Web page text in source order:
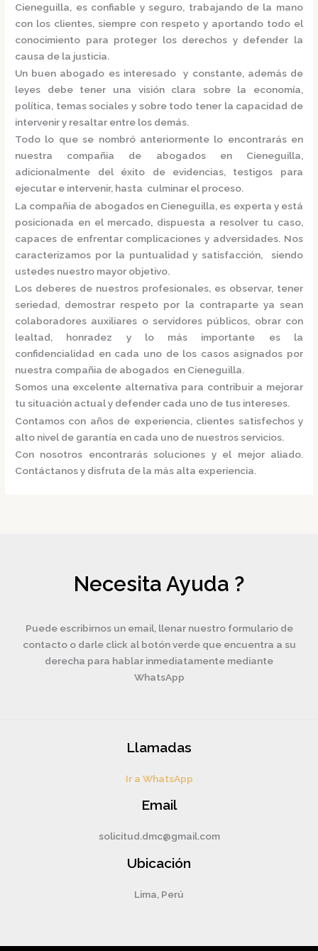
Cieneguilla, es confiable y seguro, trabajando de la mano
con los clientes, siempre con respeto y aportando todo el
conocimiento para proteger los derechos y defender la
causa de la justicia.
Un buen abogado es interesado y constante, además de
leyes debe tener una visión clara sobre la economía,
política, temas sociales y sobre todo tener la capacidad de
intervenir y resaltar entre los demás.
Todo lo que se nombró anteriormente lo encontrarás en
nuestra compañia de abogados en Cieneguilla,
adicionalmente del éxito de evidencias, testigos para
ejecutar e intervenir, hasta culminar el proceso.
La compañia de abogados en Cieneguilla, es experta y está
posicionada en el mercado, dispuesta a resolver tu caso,
capaces de enfrentar complicaciones y adversidades. Nos
caracterizamos por la puntualidad y satisfacción, siendo
ustedes nuestro mayor objetivo.
Los deberes de nuestros profesionales, es observar, tener
seriedad, demostrar respeto por la contraparte ya sean
colaboradores auxiliares o servidores públicos, obrar con
lealtad, honradez y lo más importante es la
confidencialidad en cada uno de los casos asignados por
nuestra compañia de abogados en Cieneguilla.
Somos una excelente alternativa para contribuir a mejorar
tu situación actual y defender cada uno de tus intereses.
Contamos con años de experiencia, clientes satisfechos y
alto nivel de garantía en cada uno de nuestros servicios.
Con nosotros encontrarás soluciones y el mejor aliado.
Contáctanos y disfruta de la más alta experiencia.
Necesita Ayuda ?
Puede escribirnos un email, llenar nuestro formulario de
contacto o darle click al botón verde que encuentra a su
derecha para hablar inmediatamente mediante
WhatsApp
Llamadas
Ir a WhatsApp
Email
solicitud.dmc@gmail.com
Ubicación
Lima, Perú